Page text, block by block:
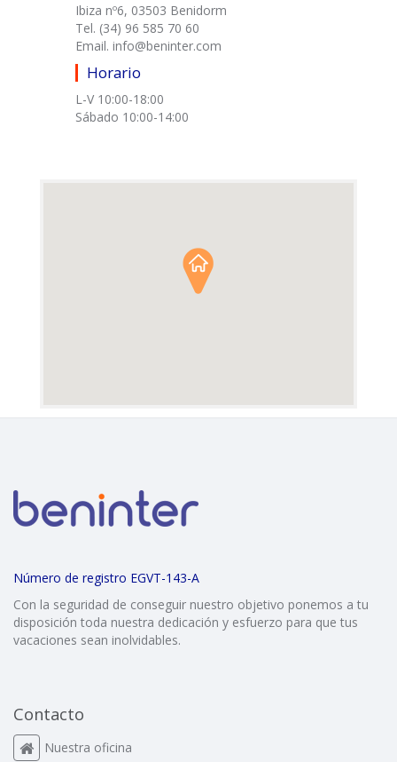
Ibiza nº6, 03503 Benidorm
Tel. (34) 96 585 70 60
Email. info@beninter.com
Horario
L-V 10:00-18:00
Sábado 10:00-14:00
Número de registro EGVT-143-A
Con la seguridad de conseguir nuestro objetivo ponemos a tu
disposición toda nuestra dedicación y esfuerzo para que tus
vacaciones sean inolvidables.
Contacto
Nuestra oficina